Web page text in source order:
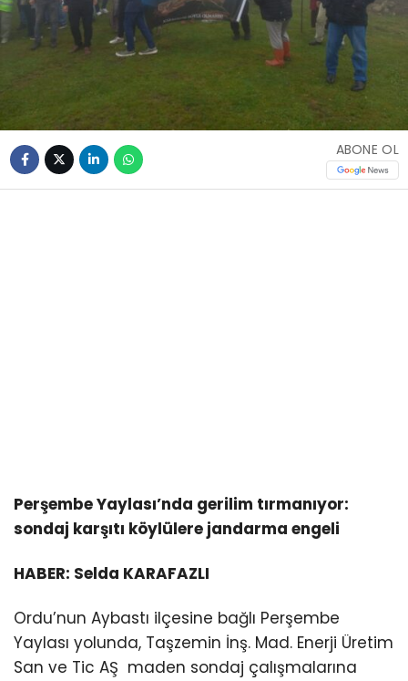
ABONE OL
Perşembe Yaylası’nda gerilim tırmanıyor:
sondaj karşıtı köylülere jandarma engeli
HABER: Selda KARAFAZLI
Ordu’nun Aybastı ilçesine bağlı Perşembe
Yaylası yolunda, Taşzemin İnş. Mad. Enerji Üretim
San ve Tic AŞ maden sondaj çalışmalarına